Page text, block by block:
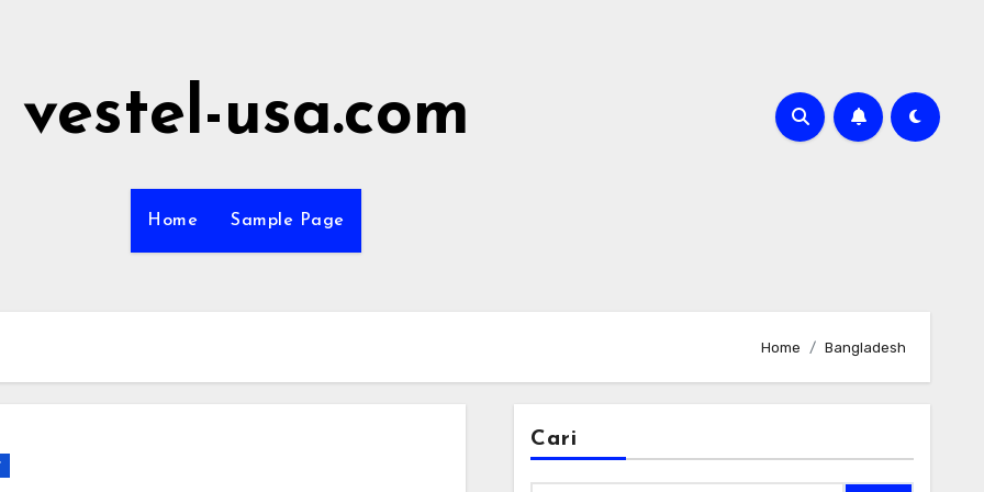
vestel-usa.com
Home Sample Page
Home Bangladesh
Cari